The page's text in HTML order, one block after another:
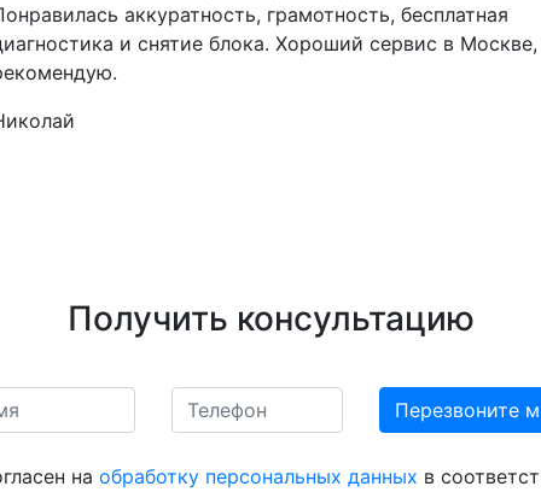
аккуратность, грамотность, бесплатная
и снятие блока. Хороший сервис в Москве,
Получить консультацию
на обработку персональных данных в